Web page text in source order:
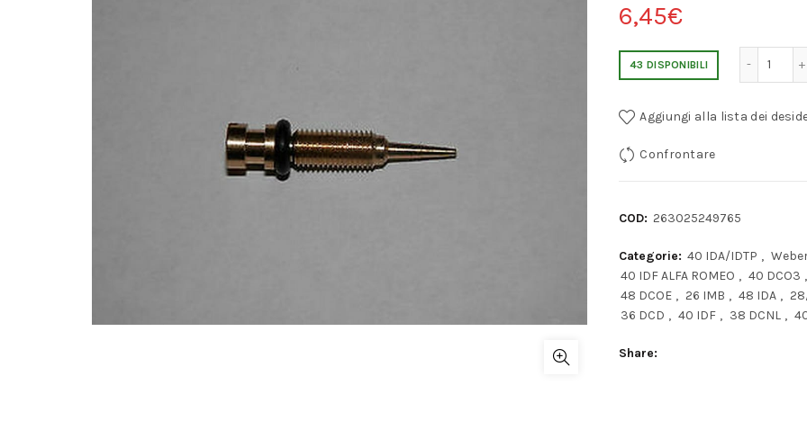
6,45€
43 DISPONIBILI
SOLEX 32 DIS TURBO IDLE
Aggiungi alla lista dei
Confrontare
COD: 263025249765
Categorie: 40 IDA/IDTP ,
40 IDF ALFA ROMEO , 40 DCO3 ,
48 DCOE , 26 IMB , 48 IDA ,
36 DCD , 40 IDF , 38 DCNL ,
Share